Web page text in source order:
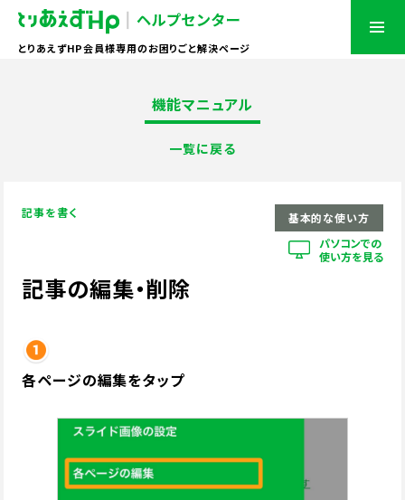
とりあえずHP会員様専用のお困りごと解決ページ
機能マニュアル
一覧に戻る
パソコンでの
使い方を見る
基本的な使い方
記事を書く
記事の編集・削除
各ページの編集をタップ